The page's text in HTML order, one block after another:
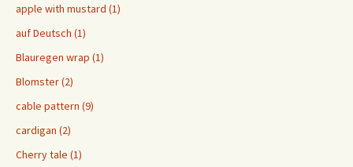
apple with mustard (1)
auf Deutsch (1)
Blauregen wrap (1)
Blomster (2)
cable pattern (9)
cardigan (2)
Cherry tale (1)